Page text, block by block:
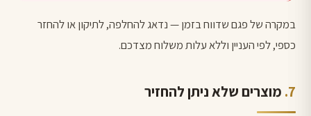
במקרה של פגם שדווח בזמן — נדאג להחלפה, לתיקון או להחזר
כספי, לפי העניין וללא עלות משלוח מצדכם.
מוצרים שלא ניתן להחזיר